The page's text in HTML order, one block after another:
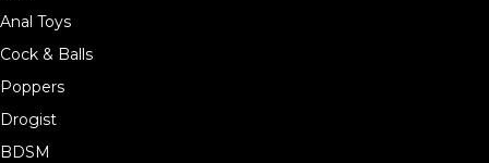
Anal Toys
Cock & Balls
Poppers
Drogist
BDSM